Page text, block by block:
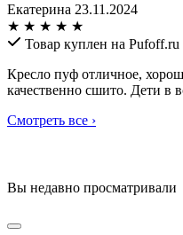
Екатерина 23.11.2024
★ ★ ★ ★ ★
Товар куплен на Pufoff.ru
Кресло пуф отличное,
качественно сшито. Дети в
Смотреть все ›
Вы недавно просматривали